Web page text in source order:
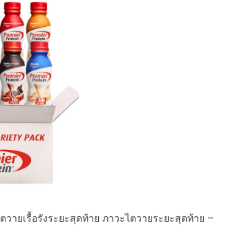
ายเรื้อรังระยะสุดท้าย ภาวะไตวายระยะสุดท้าย –